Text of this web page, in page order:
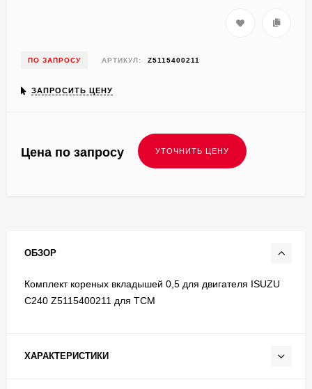
ПО ЗАПРОСУ АРТИКУЛ: Z5115400211
ЗАПРОСИТЬ ЦЕНУ
Цена по запросу
ОБЗОР
Комплект кореных вкладышей 0,5 для двигателя ISUZU
C240 Z5115400211 для TCM
ХАРАКТЕРИСТИКИ